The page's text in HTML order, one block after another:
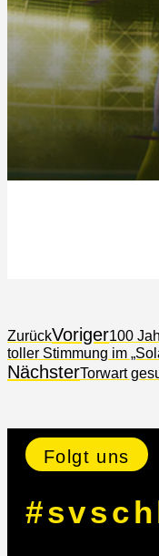
ZurückVoriger100
toller Stimmung im
NächsterTorwart
Folgt uns